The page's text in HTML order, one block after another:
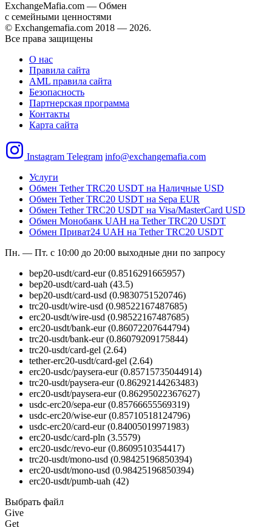
ExchangeMafia.com — Обмен
с семейными ценностями
© Exchangemafia.com 2018 — 2026.
Все права защищены
О нас
Правила сайта
AML правила сайта
Безопасность
Партнерская программа
Контакты
Карта сайта
Instagram Telegram info@exchangemafia.com
Услуги
Обмен Tether TRC20 USDT на Наличные USD
Обмен Tether TRC20 USDT на Sepa EUR
Обмен Tether TRC20 USDT на Visa/MasterCard USD
Обмен Монобанк UAH на Tether TRC20 USDT
Обмен Приват24 UAH на Tether TRC20 USDT
Пн. — Пт. с 10:00 до 20:00 выходные дни по запросу
bep20-usdt/card-eur (0.8516291665957)
bep20-usdt/card-uah (43.5)
bep20-usdt/card-usd (0.9830751520746)
trc20-usdt/wire-usd (0.98522167487685)
erc20-usdt/wire-usd (0.98522167487685)
erc20-usdt/bank-eur (0.86072207644794)
trc20-usdt/bank-eur (0.86079209175844)
trc20-usdt/card-gel (2.64)
tether-erc20-usdt/card-gel (2.64)
erc20-usdc/paysera-eur (0.85715735044914)
trc20-usdt/paysera-eur (0.86292144263483)
erc20-usdt/paysera-eur (0.86295022367627)
usdc-erc20/sepa-eur (0.85766655569319)
usdc-erc20/wise-eur (0.85710518124796)
usdc-erc20/card-eur (0.84005019971983)
erc20-usdc/card-pln (3.5579)
erc20-usdc/revo-eur (0.8609510354417)
trc20-usdt/mono-usd (0.98425196850394)
erc20-usdt/mono-usd (0.98425196850394)
erc20-usdt/pumb-uah (42)
Выбрать файл
Give
Get